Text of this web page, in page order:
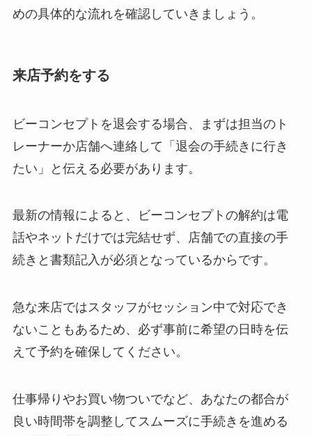
めの具体的な流れを確認していきましょう。
来店予約をする
ビーコンセプトを退会する場合、まずは担当のト
レーナーか店舗へ連絡して「退会の手続きに行き
たい」と伝える必要があります。
最新の情報によると、ビーコンセプトの解約は電
話やネットだけでは完結せず、店舗での直接の手
続きと書類記入が必須となっているからです。
急な来店ではスタッフがセッション中で対応でき
ないこともあるため、必ず事前に希望の日時を伝
えて予約を確保してください。
仕事帰りやお買い物ついでなど、あなたの都合が
良い時間帯を調整してスムーズに手続きを進める